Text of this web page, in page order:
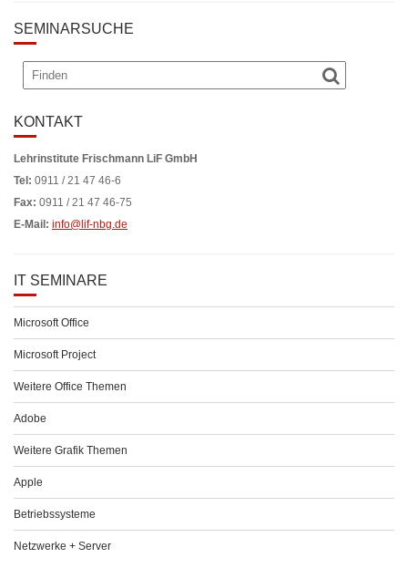
SEMINARSUCHE
KONTAKT
Lehrinstitute Frischmann LiF GmbH
Tel: 0911 / 21 47 46-6
Fax: 0911 / 21 47 46-75
E-Mail: info@lif-nbg.de
IT SEMINARE
Microsoft Office
Microsoft Project
Weitere Office Themen
Adobe
Weitere Grafik Themen
Apple
Betriebssysteme
Netzwerke + Server